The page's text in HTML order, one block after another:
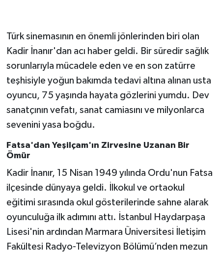
Türk sinemasının en önemli jönlerinden biri olan
Kadir İnanır'dan acı haber geldi. Bir süredir sağlık
sorunlarıyla mücadele eden ve en son zatürre
teşhisiyle yoğun bakımda tedavi altına alınan usta
oyuncu, 75 yaşında hayata gözlerini yumdu. Dev
sanatçının vefatı, sanat camiasını ve milyonlarca
sevenini yasa boğdu.
Fatsa'dan Yeşilçam'ın Zirvesine Uzanan Bir
Ömür
Kadir İnanır, 15 Nisan 1949 yılında Ordu'nun Fatsa
ilçesinde dünyaya geldi. İlkokul ve ortaokul
eğitimi sırasında okul gösterilerinde sahne alarak
oyunculuğa ilk adımını attı. İstanbul Haydarpaşa
Lisesi'nin ardından Marmara Üniversitesi İletişim
Fakültesi Radyo-Televizyon Bölümü’nden mezun
İş ilanı
Kilimli
Kültür - Sanat
MAGAZİN
Politika
Röportaj
Sağlık